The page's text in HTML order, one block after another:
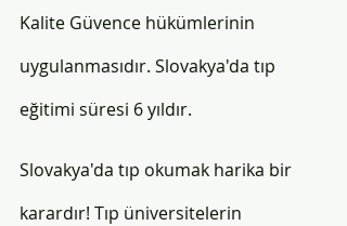
Kalite Güvence hükümlerinin
uygulanmasıdır. Slovakya'da tıp
eğitimi süresi 6 yıldır.
Slovakya'da tıp okumak harika bir
karardır! Tıp üniversitelerin